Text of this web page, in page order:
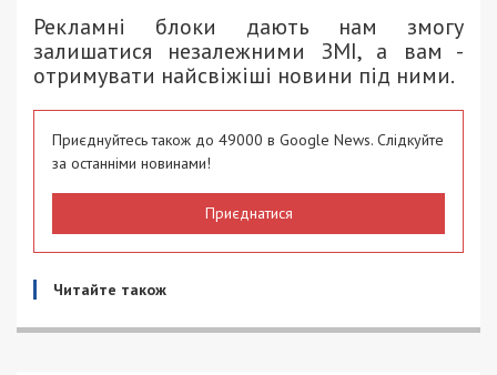
Рекламні блоки дають нам змогу
залишатися незалежними ЗМІ, а вам -
отримувати найсвіжіші новини під ними.
Приєднуйтесь також до 49000 в Google News. Слідкуйте
за останніми новинами!
Приєднатися
Читайте також